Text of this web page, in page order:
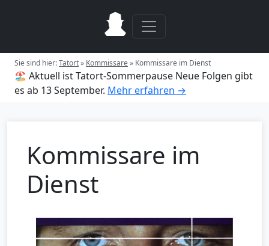
Sie sind hier:Tatort» Kommissare» Kommissare im Dienst
🏖️ Aktuell ist Tatort-Sommerpause Neue Folgen gibt
es ab 13 September. Mehr erfahren →
Kommissare im
Dienst